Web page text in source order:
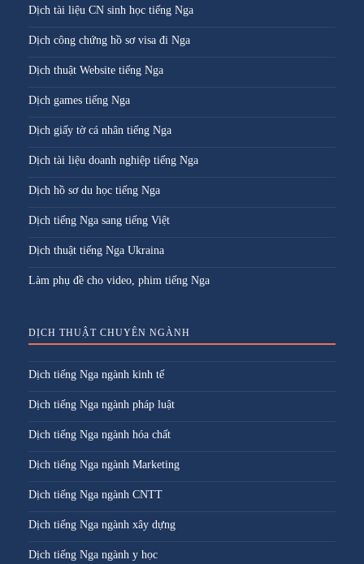
Dịch tài liệu CN sinh học tiếng Nga
Dịch công chứng hồ sơ visa đi Nga
Dịch thuật Website tiếng Nga
Dịch games tiếng Nga
Dịch giấy tờ cá nhân tiếng Nga
Dịch tài liệu doanh nghiệp tiếng Nga
Dịch hồ sơ du học tiếng Nga
Dịch tiếng Nga sang tiếng Việt
Dịch thuật tiếng Nga Ukraina
Làm phụ đề cho video, phim tiếng Nga
DỊCH THUẬT CHUYÊN NGÀNH
Dịch tiếng Nga ngành kinh tế
Dịch tiếng Nga ngành pháp luật
Dịch tiếng Nga ngành hóa chất
Dịch tiếng Nga ngành Marketing
Dịch tiếng Nga ngành CNTT
Dịch tiếng Nga ngành xây dựng
Dịch tiếng Nga ngành y học